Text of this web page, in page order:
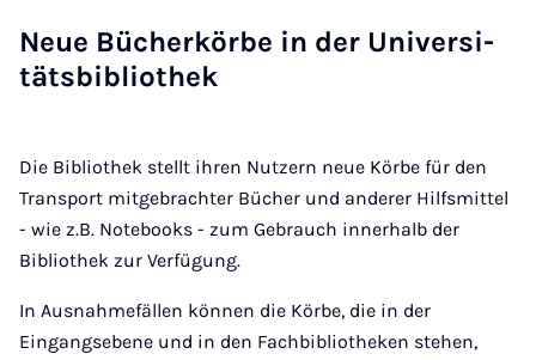
Neue Bü­cher­kör­be in der Uni­ver­si­
täts­bi­blio­thek
Die Bibliothek stellt ihren Nutzern neue Körbe für den
Transport mitgebrachter Bücher und anderer Hilfsmittel
- wie z.B. Notebooks - zum Gebrauch innerhalb der
Bibliothek zur Verfügung.
In Ausnahmefällen können die Körbe, die in der
Eingangsebene und in den Fachbibliotheken stehen,